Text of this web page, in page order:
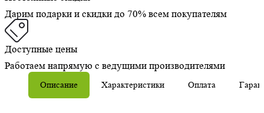
Дарим подарки и скидки до 70% всем покупателям
Доступные цены
Работаем напрямую с ведущими производителями
Описание Характеристики Оплата